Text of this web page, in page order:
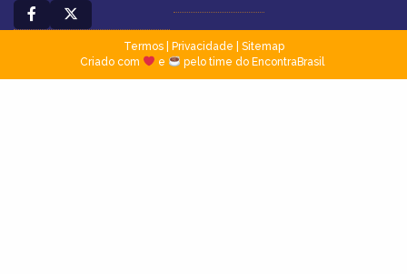
Termos| Privacidade
Sitemap
Criado com
e pelo time do EncontraBrasil